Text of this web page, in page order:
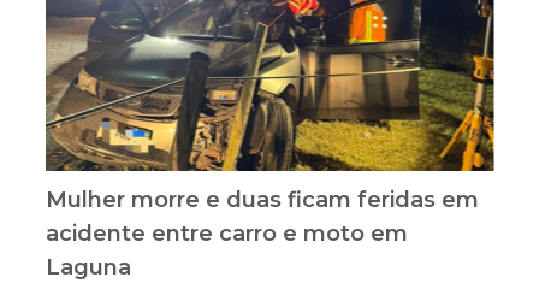
Mulher morre e duas ficam feridas em
acidente entre carro e moto em
Laguna